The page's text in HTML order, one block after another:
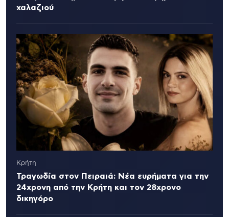
χαλαζιού
Κρήτη
Τραγωδία στον Πειραιά: Νέα ευρήματα για την
24χρονη από την Κρήτη και τον 28χρονο
δικηγόρο